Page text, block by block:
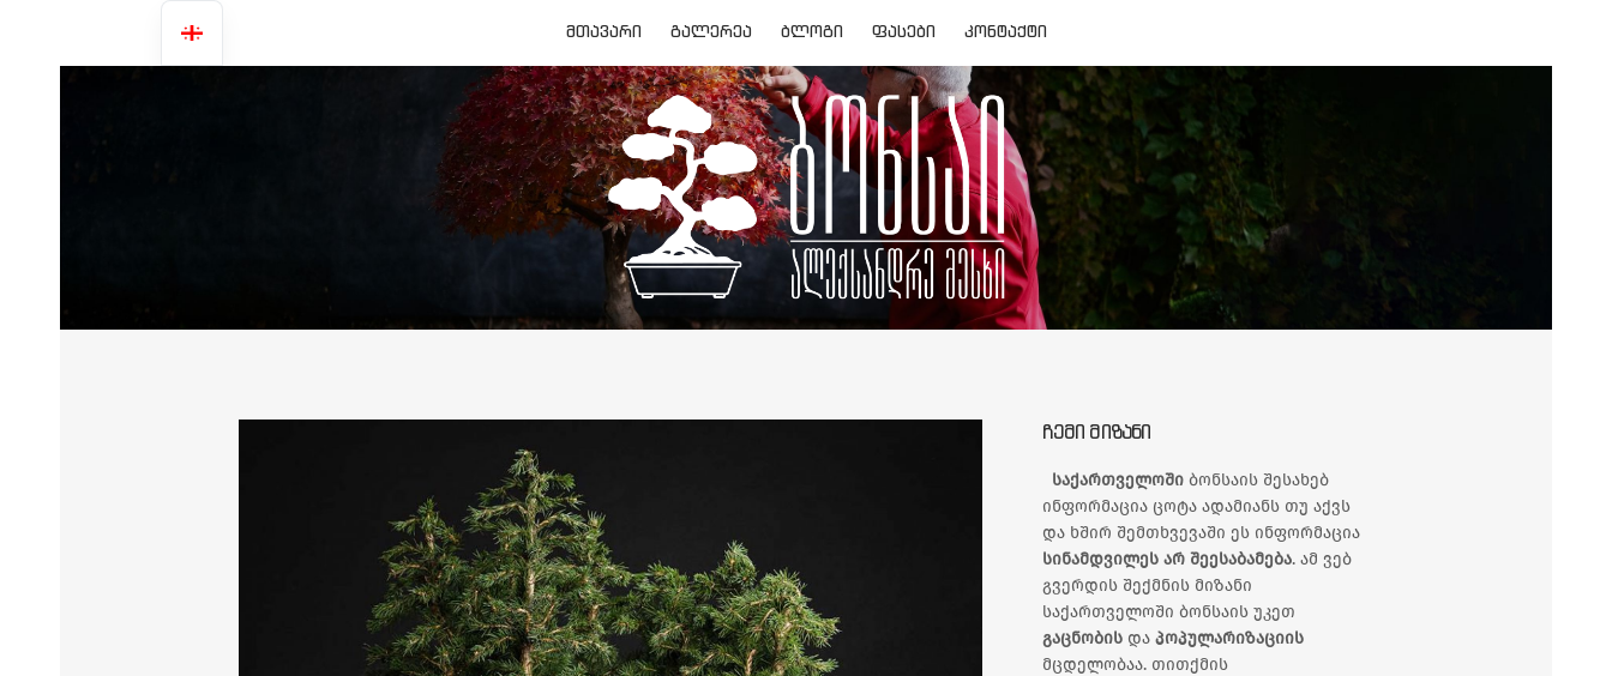
ᲛᲗᲐᲕᲐᲠᲘ ᲒᲐᲚᲔᲠᲔᲐ ᲑᲚᲝᲒᲘ ᲤᲐᲡᲔᲑᲘ ᲙᲝᲜᲢᲐᲥᲢᲘ
ᲩᲔᲛᲘ ᲛᲘᲖᲐᲜᲘ
საქართველოში ბონსაის შესახებ
ინფორმაცია ცოტა ადამიანს თუ აქვს
და ხშირ შემთხვევაში ეს ინფორმაცია
სინამდვილეს არ შეესაბამება. ამ ვებ
გვერდის შექმნის მიზანი
საქართველოში ბონსაის უკეთ
გაცნობის დაპოპულარიზაციის
მცდელობაა. თითქმის